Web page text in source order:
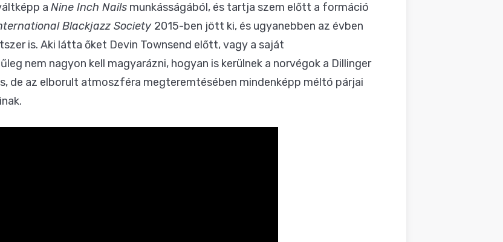
a Nine Inch Nails munkásságából, és tartja szem előtt a formáció
Blackjazz Society 2015-ben jött ki, és ugyanebben az évben
is. Aki látta őket Devin Townsend előtt, vagy a saját
nem nagyon kell magyarázni, hogyan is kerülnek a norvégok a Dillinger
de az elborult atmoszféra megteremtésében mindenképp méltó párjai